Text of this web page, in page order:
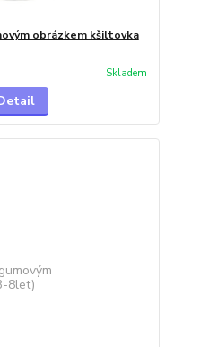
obrázkem kšiltovka
Skladem